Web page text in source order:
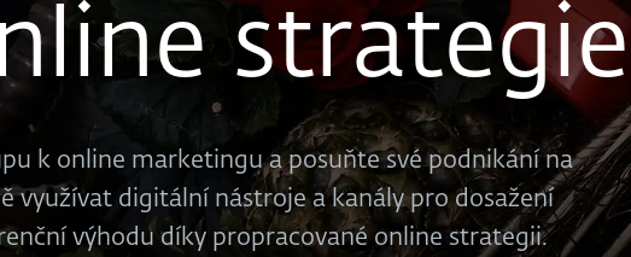
strategie
k online marketingu a posuňte své podnikání na
využívat digitální nástroje a kanály pro dosažení
výhodu díky propracované online strategii.